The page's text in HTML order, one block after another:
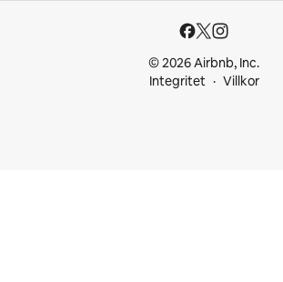
© 2026 Airbnb, Inc.
Integritet
Villkor